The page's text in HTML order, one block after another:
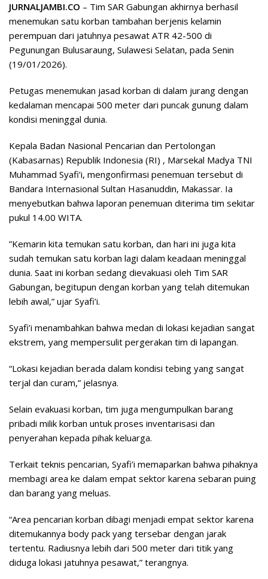
JURNALJAMBI.CO – Tim SAR Gabungan akhirnya berhasil
menemukan satu korban tambahan berjenis kelamin
perempuan dari jatuhnya pesawat ATR 42-500 di
Pegunungan Bulusaraung, Sulawesi Selatan, pada Senin
(19/01/2026).
Petugas menemukan jasad korban di dalam jurang dengan
kedalaman mencapai 500 meter dari puncak gunung dalam
kondisi meninggal dunia.
​Kepala Badan Nasional Pencarian dan Pertolongan
(Kabasarnas) Republik Indonesia (RI) , Marsekal Madya TNI
Muhammad Syafi’i, mengonfirmasi penemuan tersebut di
Bandara Internasional Sultan Hasanuddin, Makassar. Ia
menyebutkan bahwa laporan penemuan diterima tim sekitar
pukul 14.00 WITA.
​”Kemarin kita temukan satu korban, dan hari ini juga kita
sudah temukan satu korban lagi dalam keadaan meninggal
dunia. Saat ini korban sedang dievakuasi oleh Tim SAR
Gabungan, begitupun dengan korban yang telah ditemukan
lebih awal,” ujar Syafi’i.
​Syafi’i menambahkan bahwa medan di lokasi kejadian sangat
ekstrem, yang mempersulit pergerakan tim di lapangan.
“Lokasi kejadian berada dalam kondisi tebing yang sangat
terjal dan curam,” jelasnya.
Selain evakuasi korban, tim juga mengumpulkan barang
pribadi milik korban untuk proses inventarisasi dan
penyerahan kepada pihak keluarga.
​Terkait teknis pencarian, Syafi’i memaparkan bahwa pihaknya
membagi area ke dalam empat sektor karena sebaran puing
dan barang yang meluas.
“Area pencarian korban dibagi menjadi empat sektor karena
ditemukannya body pack yang tersebar dengan jarak
tertentu. Radiusnya lebih dari 500 meter dari titik yang
diduga lokasi jatuhnya pesawat,” terangnya.